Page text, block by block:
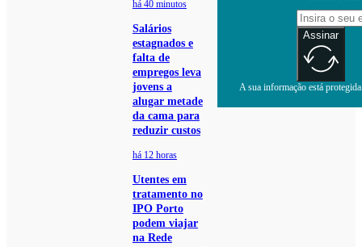
há 40 minutos
Salários
estagnados e
falta de
empregos leva
jovens a
alugar metade
da cama para
reduzir custos
há 12 horas
Utentes em
tratamento no
IPO Porto
podem viajar
na Rede
Assinar
A sua informação está